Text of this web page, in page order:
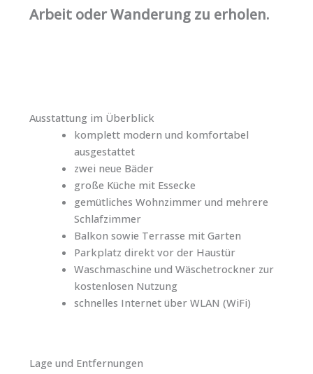
Arbeit oder Wanderung zu erholen.
Ausstattung im Überblick
komplett modern und komfortabel
ausgestattet
zwei neue Bäder
große Küche mit Essecke
gemütliches Wohnzimmer und mehrere
Schlafzimmer
Balkon sowie Terrasse mit Garten
Parkplatz direkt vor der Haustür
Waschmaschine und Wäschetrockner zur
kostenlosen Nutzung
schnelles Internet über WLAN (WiFi)
Lage und Entfernungen